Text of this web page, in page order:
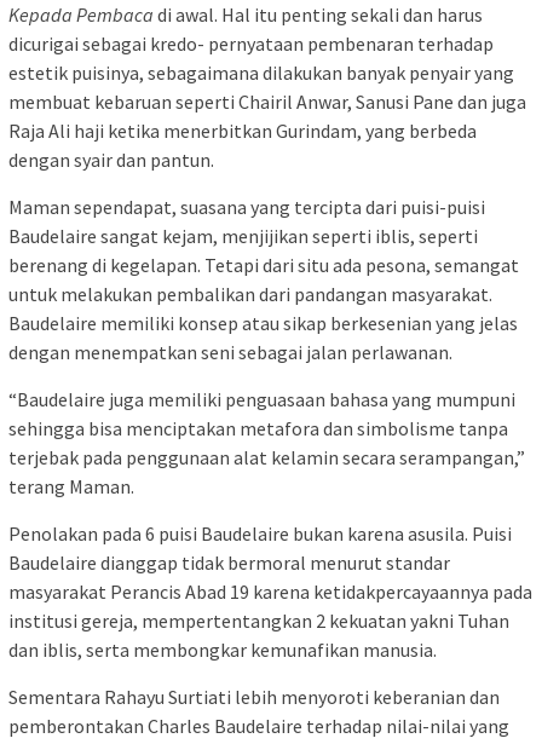
Kepada Pembaca di awal. Hal itu penting sekali dan harus
dicurigai sebagai kredo- pernyataan pembenaran terhadap
estetik puisinya, sebagaimana dilakukan banyak penyair yang
membuat kebaruan seperti Chairil Anwar, Sanusi Pane dan juga
Raja Ali haji ketika menerbitkan Gurindam, yang berbeda
dengan syair dan pantun.
Maman sependapat, suasana yang tercipta dari puisi-puisi
Baudelaire sangat kejam, menjijikan seperti iblis, seperti
berenang di kegelapan. Tetapi dari situ ada pesona, semangat
untuk melakukan pembalikan dari pandangan masyarakat.
Baudelaire memiliki konsep atau sikap berkesenian yang jelas
dengan menempatkan seni sebagai jalan perlawanan.
“Baudelaire juga memiliki penguasaan bahasa yang mumpuni
sehingga bisa menciptakan metafora dan simbolisme tanpa
terjebak pada penggunaan alat kelamin secara serampangan,”
terang Maman.
Penolakan pada 6 puisi Baudelaire bukan karena asusila. Puisi
Baudelaire dianggap tidak bermoral menurut standar
masyarakat Perancis Abad 19 karena ketidakpercayaannya pada
institusi gereja, mempertentangkan 2 kekuatan yakni Tuhan
dan iblis, serta membongkar kemunafikan manusia.
Sementara Rahayu Surtiati lebih menyoroti keberanian dan
pemberontakan Charles Baudelaire terhadap nilai-nilai yang